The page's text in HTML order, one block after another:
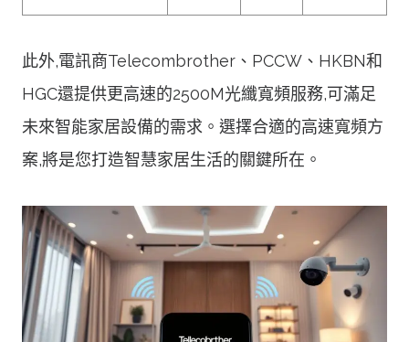
此外,電訊商Telecombrother、PCCW、HKBN和
HGC還提供更高速的2500M光纖寬頻服務,可滿足
未來智能家居設備的需求。選擇合適的高速寬頻方
案,將是您打造智慧家居生活的關鍵所在。